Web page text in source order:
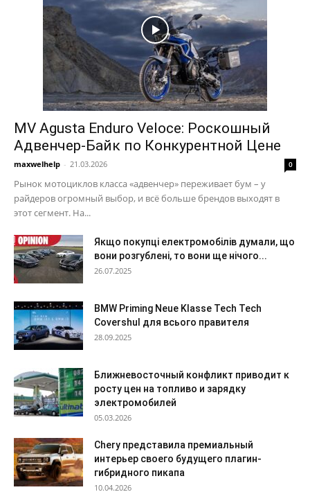
MV Agusta Enduro Veloce: Роскошный
Адвенчер-Байк по Конкурентной Цене
maxwelhelp - 21.03.2026 0
Рынок мотоциклов класса «адвенчер» переживает бум – у
райдеров огромный выбор, и всё больше брендов выходят в
этот сегмент. На...
Якщо покупці електромобілів думали, що
вони розгублені, то вони ще нічого...
26.07.2025
BMW Priming Neue Klasse Tech Tech
Covershul для всього правителя
28.09.2025
Ближневосточный конфликт приводит к
росту цен на топливо и зарядку
электромобилей
05.03.2026
Chery представила премиальный
интерьер своего будущего плагин-
гибридного пикапа
10.04.2026